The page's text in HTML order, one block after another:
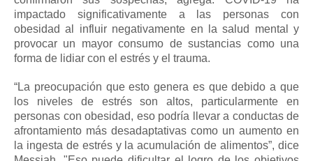
impactado significativamente a las personas con
obesidad al influir negativamente en la salud mental y
provocar un mayor consumo de sustancias como una
forma de lidiar con el estrés y el trauma.
“La preocupación que esto genera es que debido a que
los niveles de estrés son altos, particularmente en
personas con obesidad, eso podría llevar a conductas de
afrontamiento más desadaptativas como un aumento en
la ingesta de estrés y la acumulación de alimentos”, dice